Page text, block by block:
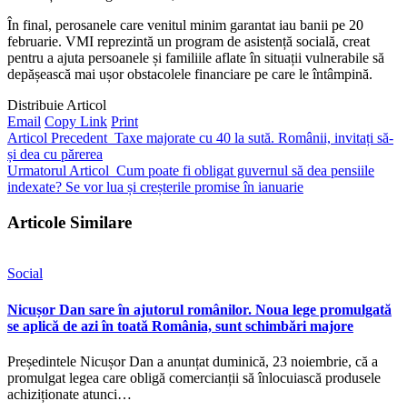
În final, perosanele care venitul minim garantat iau banii pe 20
februarie. VMI reprezintă un program de asistență socială, creat
pentru a ajuta persoanele și familiile aflate în situații vulnerabile să
depășească mai ușor obstacolele financiare pe care le întâmpină.
Distribuie Articol
Email Copy Link Print
Articol Precedent Taxe majorate cu 40 la sută. Românii, invitați să-
și dea cu părerea
Urmatorul Articol Cum poate fi obligat guvernul să dea pensiile
indexate? Se vor lua și creșterile promise în ianuarie
Articole Similare
Social
Nicușor Dan sare în ajutorul românilor. Noua lege promulgată
se aplică de azi în toată România, sunt schimbări majore
Președintele Nicușor Dan a anunțat duminică, 23 noiembrie, că a
promulgat legea care obligă comercianții să înlocuiască produsele
achiziționate atunci…